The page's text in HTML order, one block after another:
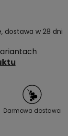
dostawa w 28 dni
Darmowa dostawa